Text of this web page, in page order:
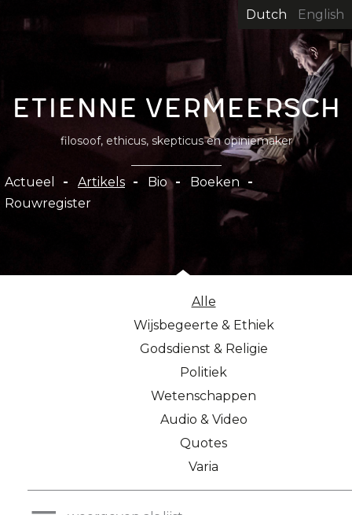
inhoud
gaan
Dutch English
Etienne Vermeersch
filosoof, ethicus, skepticus en opiniemaker
Hoofdnavigatie
Actueel Artikels Bio
Boeken
Rouwregister
Alle
Wijsbegeerte & Ethiek
Godsdienst & Religie
Politiek
Wetenschappen
Audio & Video
Quotes
Varia